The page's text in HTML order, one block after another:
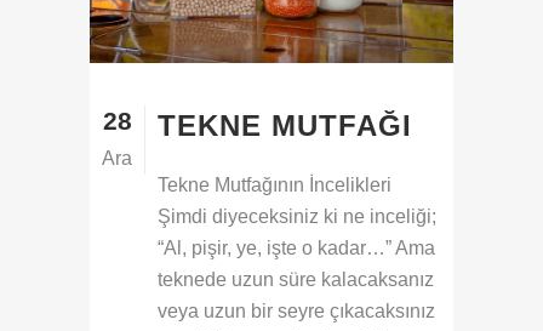
28
Ara
TEKNE MUTFAĞI
Tekne Mutfağının İncelikleri
Şimdi diyeceksiniz ki ne inceliği;
“Al, pişir, ye, işte o kadar…” Ama
teknede uzun süre kalacaksanız
veya uzun bir seyre çıkacaksınız